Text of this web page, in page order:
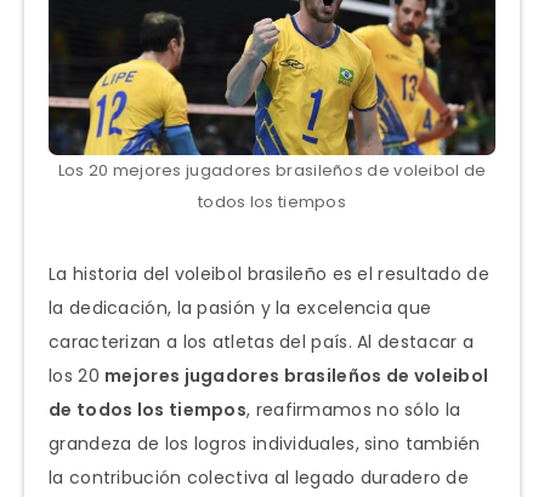
Los 20 mejores jugadores brasileños de voleibol de
todos los tiempos
La historia del voleibol brasileño es el resultado de
la dedicación, la pasión y la excelencia que
caracterizan a los atletas del país. Al destacar a
los 20 mejores jugadores brasileños de voleibol
de todos los tiempos, reafirmamos no sólo la
grandeza de los logros individuales, sino también
la contribución colectiva al legado duradero de